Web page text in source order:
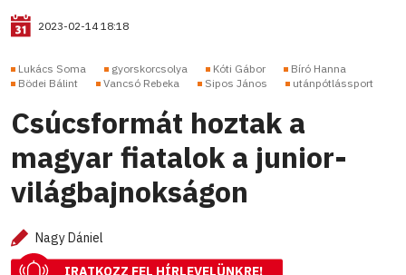
2023-02-14 18:18
Lukács Soma gyorskorcsolya Kóti Gábor
Bíró Hanna
Bödei Bálint
Vancsó Rebeka Sipos János utánpótlássport
Csúcsformát hoztak a
magyar fiatalok a junior-
világbajnokságon
Nagy Dániel
IRATKOZZ FEL HÍRLEVELÜNKRE!